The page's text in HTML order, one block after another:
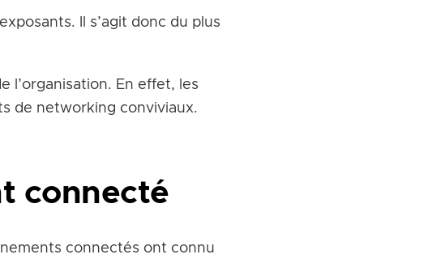
Il s’agit donc du plus
l’organisation. En effet, les
de networking conviviaux.
connecté
connectés ont connu